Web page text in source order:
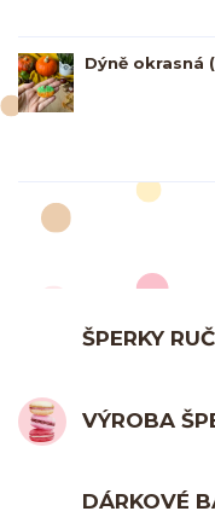
Dýně okrasná
ŠPERKY
VÝROBA
DÁRKOVÉ